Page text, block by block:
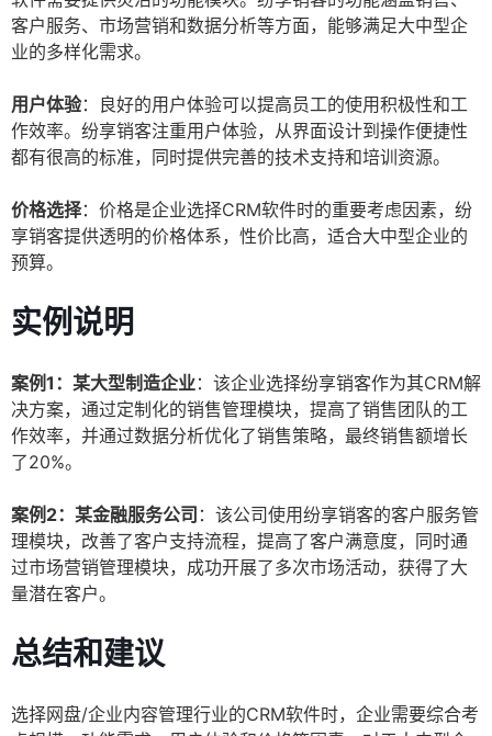
客户服务、市场营销和数据分析等方面，能够满足大中型企
业的多样化需求。
用户体验：良好的用户体验可以提高员工的使用积极性和工
作效率。纷享销客注重用户体验，从界面设计到操作便捷性
都有很高的标准，同时提供完善的技术支持和培训资源。
价格选择：价格是企业选择CRM软件时的重要考虑因素，纷
享销客提供透明的价格体系，性价比高，适合大中型企业的
预算。
实例说明
案例1：某大型制造企业：该企业选择纷享销客作为其CRM解
决方案，通过定制化的销售管理模块，提高了销售团队的工
作效率，并通过数据分析优化了销售策略，最终销售额增长
了20%。
案例2：某金融服务公司 ：该公司使用纷享销客的客户服务管
理模块，改善了客户支持流程，提高了客户满意度，同时通
过市场营销管理模块，成功开展了多次市场活动，获得了大
量潜在客户。
总结和建议
选择网盘/企业内容管理行业的CRM软件时，企业需要综合考